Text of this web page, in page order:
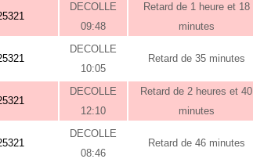
DECOLLE
09:48
Retard de 1 heure et 18
minutes
DECOLLE
10:05
Retard de 35 minutes
DECOLLE
12:10
Retard de 2 heures et 40
minutes
DECOLLE
08:46
Retard de 46 minutes